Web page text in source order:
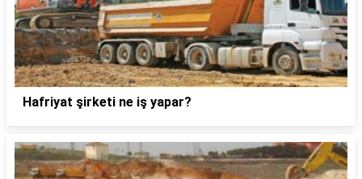
Hafriyat şirketi ne iş yapar?